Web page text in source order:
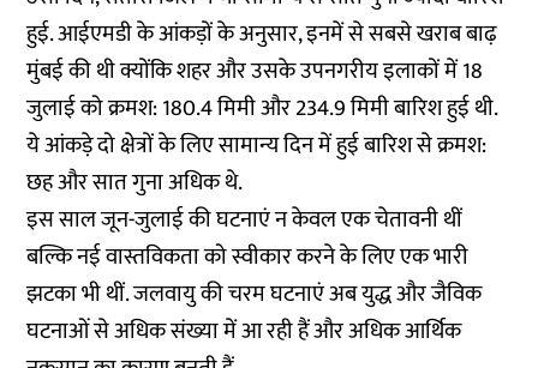
हुई. आईएमडी के आंकड़ों के अनुसार, इनमें से सबसे खराब बाढ़
मुंबई की थी क्योंकि शहर और उसके उपनगरीय इलाकों में 18
जुलाई को क्रमश: 180.4 मिमी और 234.9 मिमी बारिश हुई थी.
ये आंकड़े दो क्षेत्रों के लिए सामान्य दिन में हुई बारिश से क्रमश:
छह और सात गुना अधिक थे.
इस साल जून-जुलाई की घटनाएं न केवल एक चेतावनी थीं
बल्कि नई वास्तविकता को स्वीकार करने के लिए एक भारी
झटका भी थीं. जलवायु की चरम घटनाएं अब युद्ध और जैविक
घटनाओं से अधिक संख्या में आ रही हैं और अधिक आर्थिक